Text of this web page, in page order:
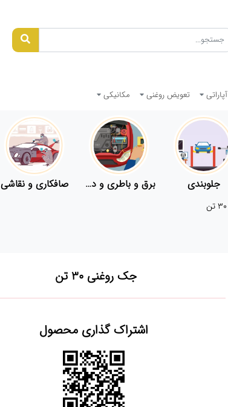
آپاراتی تعویض روغنی مکانیکی
جلوبندی برق و باطری و دیاگ صافکاری و نقاشی
جک روغنی ۳۰ تن
اشتراک گذاری محصول